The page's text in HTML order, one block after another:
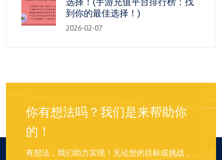
到你的最佳选择！)
2026-02-07
你有想法吗？我们是来帮助你
的！
有想法，我们助力实现！无论您的目标或挑战，